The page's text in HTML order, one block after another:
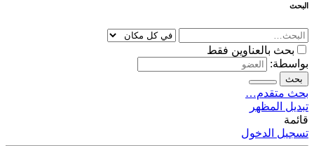
البحث
بحث بالعناوين فقط
بواسطة:
بحث
بحث متقدم…
تبديل المظهر
قائمة
تسجيل الدخول